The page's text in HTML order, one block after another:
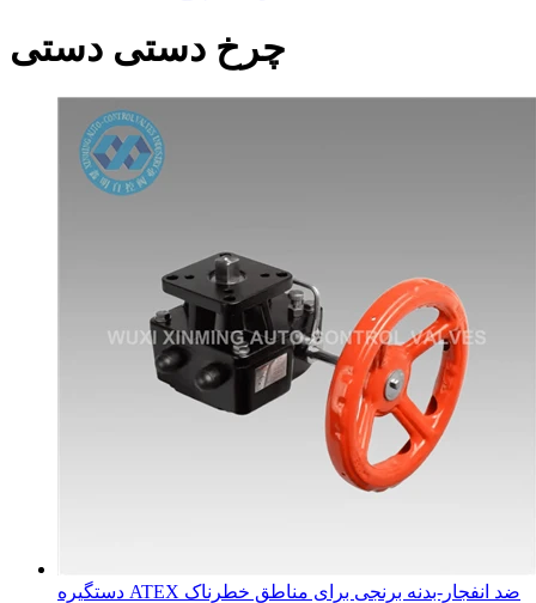
چرخ دستی دستی
دستگیره ATEX ضد انفجار-بدنه برنجی برای مناطق خطرناک